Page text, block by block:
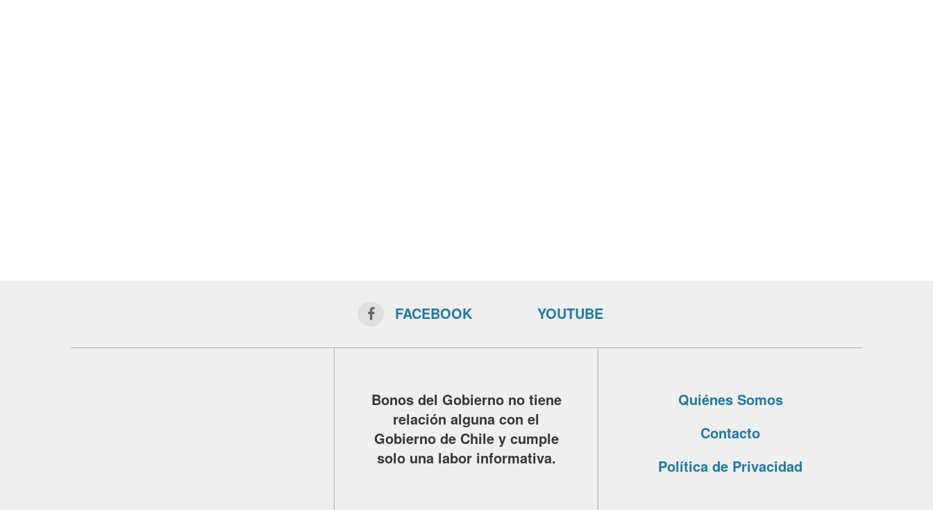
FACEBOOK YOUTUBE
Bonos del Gobierno no tiene
relación alguna con el
Gobierno de Chile y cumple
solo una labor informativa.
Quiénes Somos
Contacto
Política de Privacidad